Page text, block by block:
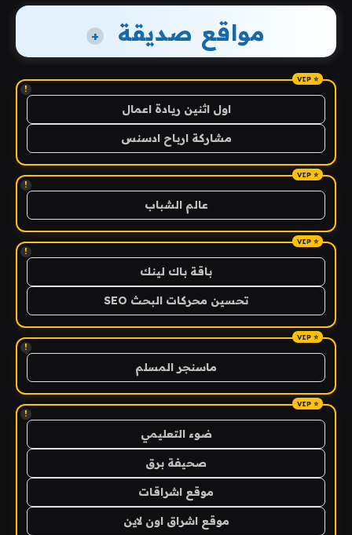
مواقع صديقة +
!
اول اثنين ريادة اعمال
مشاركة ارباح ادسنس
!
عالم الشباب
!
باقة باك لينك
تحسين محركات البحث SEO
!
ماسنجر المسلم
!
ضوء التعليمي
صحيفة برق
موقع اشراقات
موقع اشراق اون لاين